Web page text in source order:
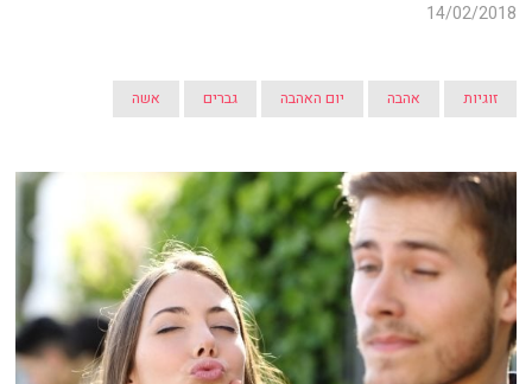
14/02/2018
זוגיות אהבה יום האהבה גברים אשה